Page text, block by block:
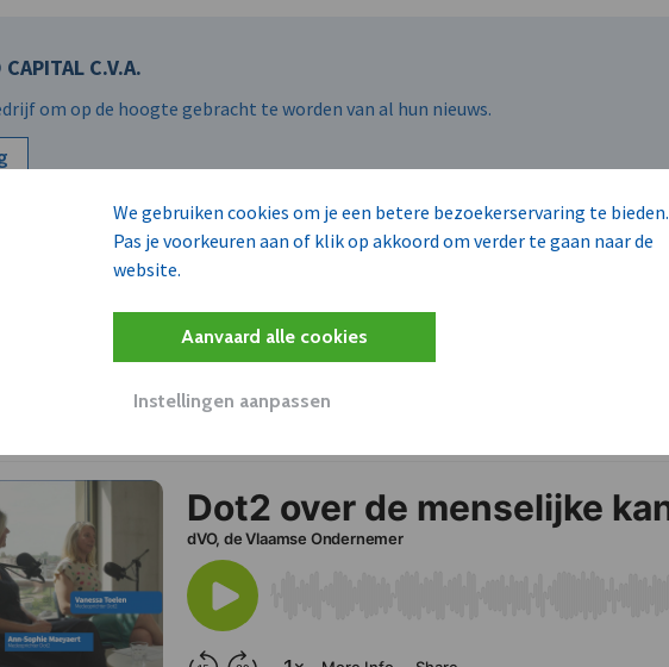
We gebruiken cookies om je een betere bezoekerservaring te bieden.
Pas je voorkeuren aan of klik op akkoord om verder te gaan naar de
website.
Aanvaard alle cookies
Instellingen aanpassen
C.V.A.
om op de hoogte gebracht te worden van al hun nieuws.
INVESTERINGEN & DESINVESTERINGEN
LOGISTIEK, TRANSPORT & DISTRIBUTIE